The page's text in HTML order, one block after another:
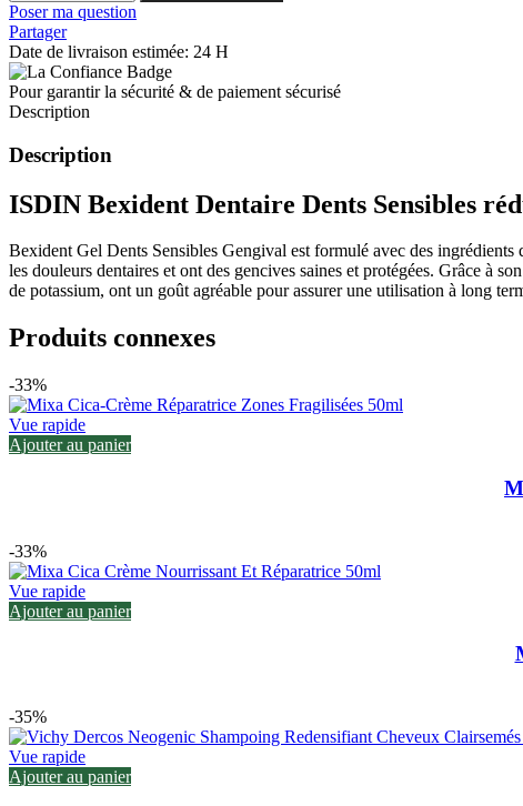
Poser ma question
Partager
Date de livraison estimée: 24 H
Pour garantir la sécurité & de paiement sécurisé
Description
Description
ISDIN Bexident Dentaire Dents Sensibles
Bexident Gel Dents Sensibles Gengival est formulé avec des
les douleurs dentaires et ont des gencives saines et protégées. Grâce à
de potassium, ont un goût agréable pour assurer une utilisation à long
Produits connexes
-33%
Vue rapide
Ajouter au panier
-33%
Vue rapide
Ajouter au panier
-35%
Vue rapide
Ajouter au panier